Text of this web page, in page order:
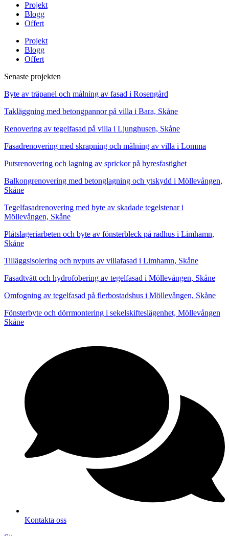
Projekt
Blogg
Offert
Projekt
Blogg
Offert
Senaste projekten
Byte av träpanel och målning av fasad i Rosengård
Takläggning med betongpannor på villa i Bara, Skåne
Renovering av tegelfasad på villa i Ljunghusen, Skåne
Fasadrenovering med skrapning och målning av villa i Lomma
Putsrenovering och lagning av sprickor på hyresfastighet
Balkongrenovering med betonglagning och ytskydd i Möllevången,
Skåne
Tegelfasadrenovering med byte av skadade tegelstenar i
Möllevången, Skåne
Plåtslageriarbeten och byte av fönsterbleck på radhus i Limhamn,
Skåne
Tilläggsisolering och nyputs av villafasad i Limhamn, Skåne
Fasadtvätt och hydrofobering av tegelfasad i Möllevången, Skåne
Omfogning av tegelfasad på flerbostadshus i Möllevången, Skåne
Fönsterbyte och dörrmontering i sekelskifteslägenhet, Möllevången
Skåne
Kontakta oss